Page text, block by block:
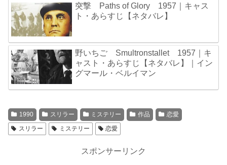
突撃 Paths of Glory 1957｜キャス
ト・あらすじ【ネタバレ】
野いちご Smultronstallet 1957｜キ
ャスト・あらすじ【ネタバレ】｜イン
グマール・ベルイマン
1990 スリラー ミステリー 作品
恋愛
スリラー
ミステリー 恋愛
スポンサーリンク